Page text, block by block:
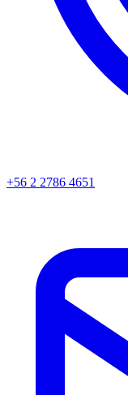
+56 2 2786 4651